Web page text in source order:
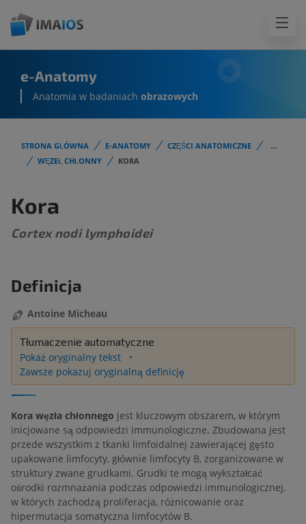
e-Anatomy
Anatomia w badaniach obrazowych
STRONA GŁÓWNA E-ANATOMY CZĘŚCI ANATOMICZNE
...
WĘZEŁ CHŁONNY
KORA
Kora
Cortex nodi lymphoidei
Definicja
Antoine Micheau
Tłumaczenie automatyczne
Pokaż oryginalny tekst
Zawsze pokazuj oryginalną definicję
Kora węzła chłonnego jest kluczowym obszarem, w którym
inicjowane są odpowiedzi immunologiczne. Zbudowana jest
przede wszystkim z tkanki limfoidalnej zawierającej gęsto
upakowane limfocyty, głównie limfocyty B, zorganizowane w
struktury zwane grudkami. Grudki te mogą wykształcać
ośrodki rozmnażania podczas odpowiedzi immunologicznej,
w których zachodzą proliferacja, różnicowanie oraz
hipermutacja somatyczna limfocytów B.